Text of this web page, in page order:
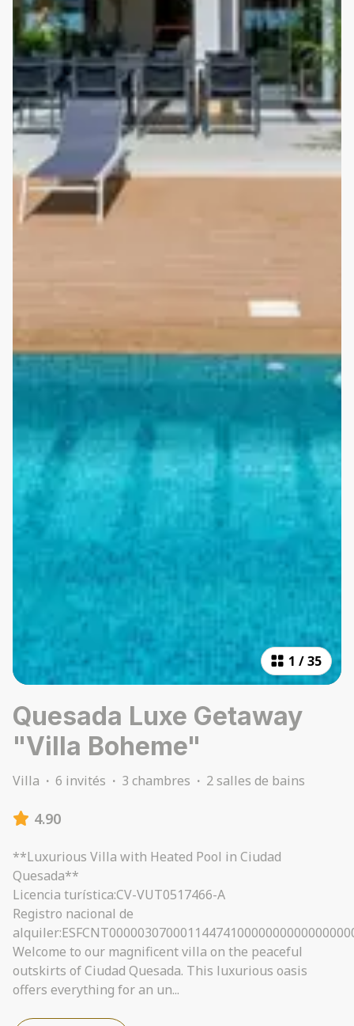
1 /35
Quesada Luxe Getaway
"Villa Boheme"
Villa · 6 invités · 3 chambres · 2 salles de bains
4.90
**Luxurious Villa with Heated Pool in Ciudad
Quesada**
Licencia turística:CV-VUT0517466-A
Registro nacional de
Welcome to our magnificent villa on the peaceful
outskirts of Ciudad Quesada. This luxurious oasis
offers everything for an un...